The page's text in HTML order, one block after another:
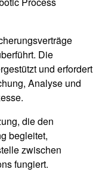
Die
und erfordert
Analyse und
die den
begleitet,
zwischen
fungiert.